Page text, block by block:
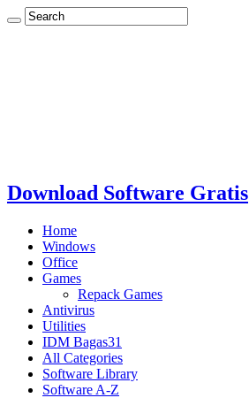
Download Software Gratis
Home
Windows
Office
Games
Repack Games
Antivirus
Utilities
IDM Bagas31
All Categories
Software Library
Software A-Z